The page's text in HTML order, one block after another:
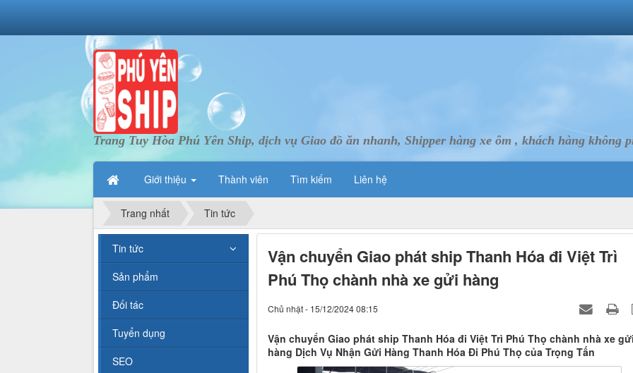
Trang Tuy Hòa Phú Yên Ship, dịch vụ Giao đồ ăn nhanh, Shipper hàng xe ôm , khách hàng không
Giới thiệu Thành viên Tìm kiếm Liên hệ
Trang nhất Tin tức
Vận chuyển Giao phát ship Thanh Hóa đi Việt Trì
Phú Thọ chành nhà xe gửi hàng
Chủ nhật - 15/12/2024 08:15
Vận chuyển Giao phát ship Thanh Hóa đi Việt Trì Phú Thọ chành nhà xe
hàng Dịch Vụ Nhận Gửi Hàng Thanh Hóa Đi Phú Thọ của Trọng Tấn
Tin tức
Sản phẩm
Đối tác
Tuyển dụng
SEO